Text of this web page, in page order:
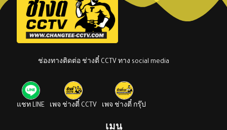
ช่องทางติดต่อ ช่างตี๋ CCTV ทาง social media
แชท LINE เพจ ช่างตี๋ CCTV เพจ ช่างตี๋ กรุ๊ป